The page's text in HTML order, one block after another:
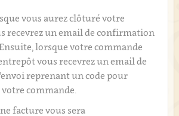
vous aurez clôturé votre
recevrez un email de confirmation
lorsque votre commande
vous recevrez un email de
reprenant un code pour
commande.
facture vous sera